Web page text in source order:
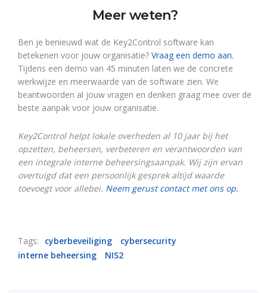
Meer weten?
Ben je benieuwd wat de Key2Control software kan
betekenen voor jouw organisatie? Vraag een demo aan.
Tijdens een demo van 45 minuten laten we de concrete
werkwijze en meerwaarde van de software zien. We
beantwoorden al jouw vragen en denken graag mee over de
beste aanpak voor jouw organisatie.
Key2Control helpt lokale overheden al 10 jaar bij het
opzetten, beheersen, verbeteren en verantwoorden van
een integrale interne beheersingsaanpak. Wij zijn ervan
overtuigd dat een persoonlijk gesprek altijd waarde
toevoegt voor allebei. Neem gerust contact met ons op.
Tags: cyberbeveiliging
cybersecurity
interne beheersing
NIS2